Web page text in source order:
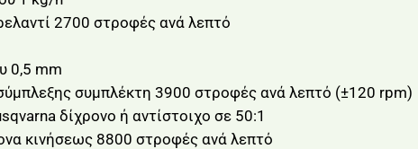
2700 στροφές ανά λεπτό
0,5 mm
συμπλέκτη 3900 στροφές ανά λεπτό (±120 rpm)
δίχρονο ή αντίστοιχο σε 50:1
κινήσεως 8800 στροφές ανά λεπτό